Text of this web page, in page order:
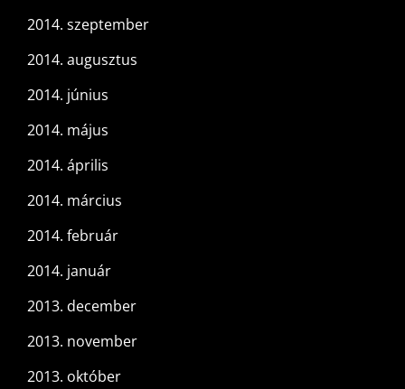
2014. szeptember
2014. augusztus
2014. június
2014. május
2014. április
2014. március
2014. február
2014. január
2013. december
2013. november
2013. október